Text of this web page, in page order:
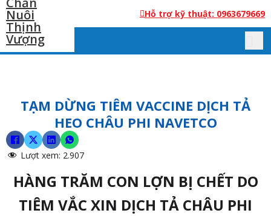
Hỗ trợ kỹ thuật: 0963679669
TẠM DỪNG TIÊM VACCINE DỊCH TẢ
HEO CHÂU PHI NAVETCO
Lượt xem: 2.907
HÀNG TRĂM CON LỢN BỊ CHẾT DO
TIÊM VẮC XIN DỊCH TẢ CHÂU PHI